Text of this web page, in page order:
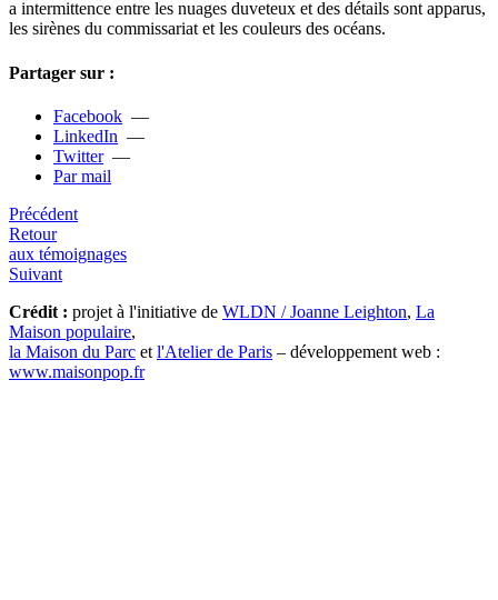
a inter­mit­tence entre les nuages duve­teux et des détails sont appa­rus,
les sirè­nes du com­mis­sa­riat et les cou­leurs des océans.
Partager sur :
Facebook —
LinkedIn —
Twitter—
Par mail
Précédent
Retour
aux témoignages
Suivant
Crédit : projet à l'initiative de WLDN / Joanne Leighton, La
Maison populaire,
la Maison du Parc et l'Atelier de Paris – développement web :
www.maisonpop.fr